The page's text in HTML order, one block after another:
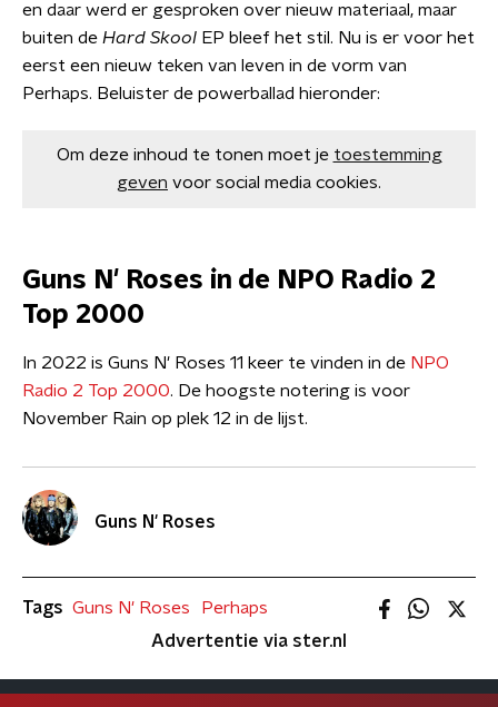
en daar werd er gesproken over nieuw materiaal, maar
buiten de Hard Skool EP bleef het stil. Nu is er voor het
eerst een nieuw teken van leven in de vorm van
Perhaps. Beluister de powerballad hieronder:
Om deze inhoud te tonen moet je toestemming
geven voor social media cookies.
Guns N' Roses in de NPO Radio 2
Top 2000
In 2022 is Guns N' Roses 11 keer te vinden in de NPO
Radio 2 Top 2000. De hoogste notering is voor
November Rain op plek 12 in de lijst.
Guns N' Roses
Tags Guns N' Roses
Perhaps
Advertentie via ster.nl